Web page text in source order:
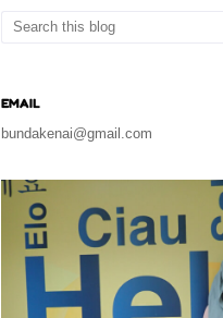
EMAIL
bundakenai@gmail.com